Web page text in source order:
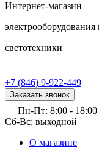
Интернет-магазин
электрооборудования
светотехники
+7 (846) 9-922-449
Заказать звонок
Пн-Пт: 8:00 - 18:00
Сб-Вс: выходной
О магазине